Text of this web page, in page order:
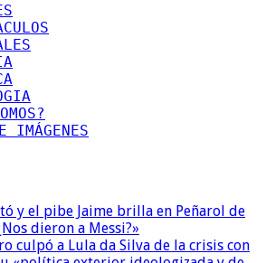
IMÁGENES
y el pibe Jaime brilla en Peñarol de
dieron a Messi?»
culpó a Lula da Silva de la crisis con